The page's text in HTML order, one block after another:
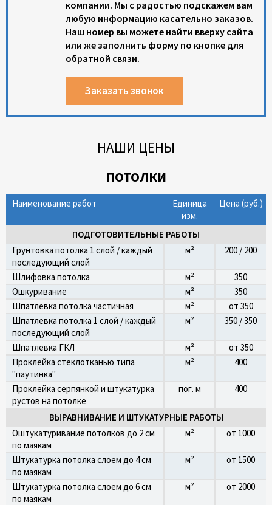
компании. Мы с радостью подскажем вам
любую информацию касательно заказов.
Наш номер вы можете найти вверху сайта
или же заполнить форму по кнопке для
обратной связи.
Заказать звонок
НАШИ ЦЕНЫ
ПОТОЛКИ
Наименование работ
Единица
изм.
Цена (руб.)
ПОДГОТОВИТЕЛЬНЫЕ РАБОТЫ
Грунтовка потолка 1 слой / каждый
последующий слой
м² 200 / 200
Шлифовка потолка м²
350
Ошкуривание
м²
350
Шпатлевка потолка частичная
м²
от 350
Шпатлевка потолка 1 слой / каждый
последующий слой
м² 350 / 350
Шпатлевка ГКЛ м²
от 350
Проклейка стеклотканью типа
"паутинка"
м² 400
Проклейка серпянкой и штукатурка
рустов на потолке
пог. м 400
ВЫРАВНИВАНИЕ И ШТУКАТУРНЫЕ РАБОТЫ
Оштукатуривание потолков до 2 см
по маякам
м² от 1000
Штукатурка потолка слоем до 4 см
по маякам
м² от 1500
Штукатурка потолка слоем до 6 см
по маякам
м² от 2000